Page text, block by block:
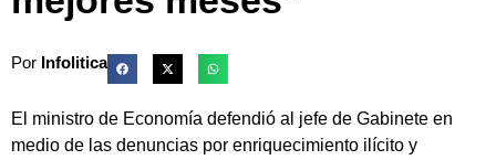
Por Infolitica
El ministro de Economía defendió al jefe de Gabinete en
medio de las denuncias por enriquecimiento ilícito y